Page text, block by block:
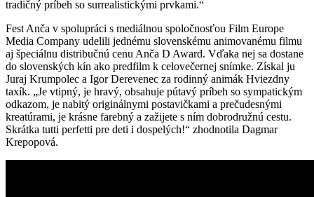
tradičný príbeh so surrealistickými prvkami.“
Fest Anča v spolupráci s mediálnou spoločnosťou Film Europe
Media Company udelili jednému slovenskému animovanému filmu
aj špeciálnu distribučnú cenu Anča D Award. Vďaka nej sa dostane
do slovenských kín ako predfilm k celovečernej snímke. Získal ju
Juraj Krumpolec a Igor Derevenec za rodinný animák Hviezdny
taxík. „Je vtipný, je hravý, obsahuje pútavý príbeh so sympatickým
odkazom, je nabitý originálnymi postavičkami a prečudesnými
kreatúrami, je krásne farebný a zažijete s ním dobrodružnú cestu.
Skrátka tutti perfetti pre deti i dospelých!“ zhodnotila Dagmar
Krepopová.